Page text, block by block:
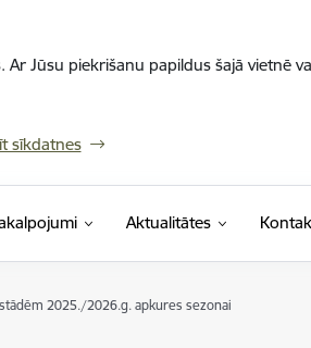
Jūsu piekrišanu papildus šajā vietnē
sīkdatnes
Aktualitātes
2025./2026.g. apkures sezonai